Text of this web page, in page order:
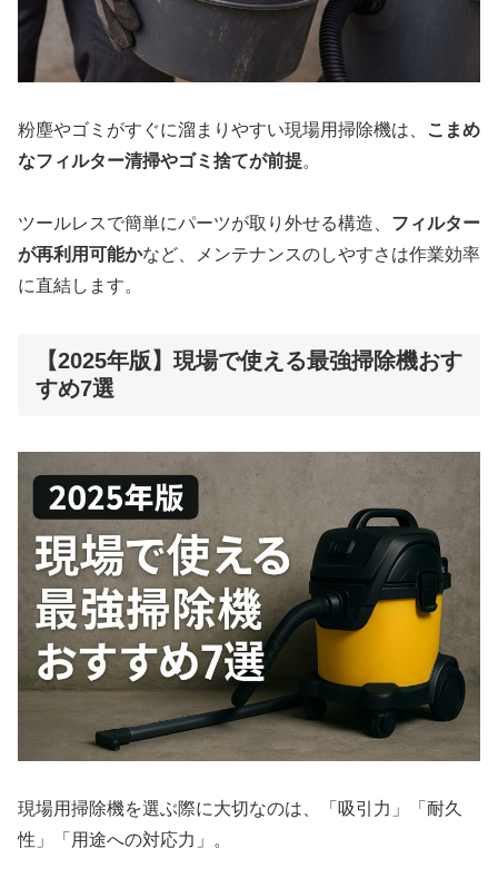
粉塵やゴミがすぐに溜まりやすい現場用掃除機は、
こまめ
なフィルター清掃やゴミ捨てが前提。
ツールレスで簡単にパーツが取り外せる構造、 フィルター
が再利用可能かなど、メンテナンスのしやすさは作業効率
に直結します。
【2025年版】現場で使える最強掃除機おす
すめ7選
現場用掃除機を選ぶ際に大切なのは、「吸引力」「耐久
性」「用途への対応力」。